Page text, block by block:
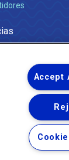
os Direitos
Accept